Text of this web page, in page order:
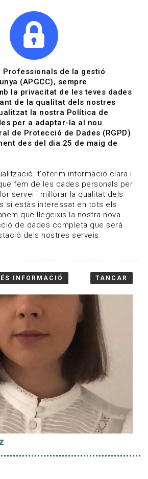
Ibarz
Professionals de la gestió
(APGCC), sempre
la privacitat de les teves dades
de la qualitat dels nostres
la nostra Política de
per a adaptar-la al nou
de Protecció de Dades (RGPD)
des del dia 25 de maig de
t'oferim informació clara i
fem de les dades personals per
servei i millorar la qualitat dels
estàs interessat en tots els
que llegeixis la nostra nova
de dades completa que serà
dels nostres serveis.
INFORMACIÓ TANCAR